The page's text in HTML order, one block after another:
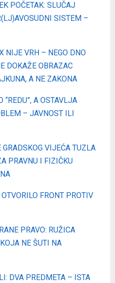
POČETAK: SLUČAJ
SISTEM –
NIJE VRH – NEGO DNO
DOKAŽE OBRAZAC
A NE ZAKONA
“REDU”, A OSTAVLJA
– JAVNOST ILI
VIJEĆA TUZLA
PRAVNU I FIZIČKU
FRONT PROTIV
PRAVO: RUŽICA
NE ŠUTI NA
DVA PREDMETA – ISTA